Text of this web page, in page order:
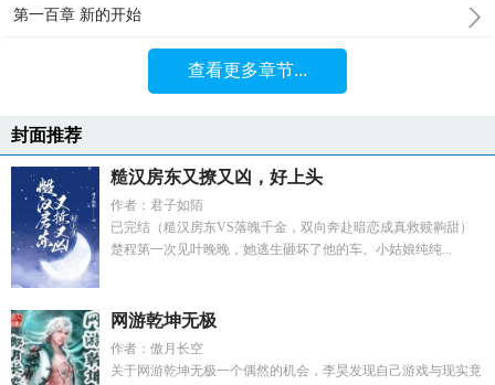
第一百章 新的开始
查看更多章节...
封面推荐
糙汉房东又撩又凶，好上头
作者：君子如陌
已完结（糙汉房东VS落魄千金，双向奔赴暗恋成真救赎齁甜）
楚程第一次见叶晚晚，她逃生砸坏了他的车。小姑娘纯纯...
网游乾坤无极
作者：傲月长空
关于网游乾坤无极一个偶然的机会，李昊发现自己游戏与现实竟